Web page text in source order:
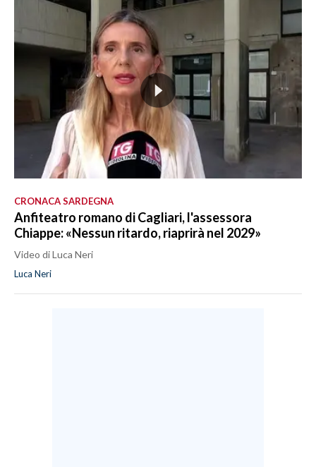
CRONACA SARDEGNA
Anfiteatro romano di Cagliari, l'assessora
Chiappe: «Nessun ritardo, riaprirà nel 2029»
Video di Luca Neri
Luca Neri